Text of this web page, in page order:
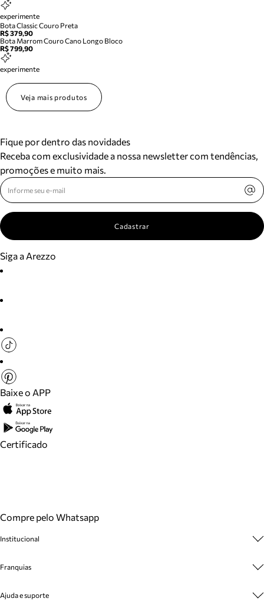
experimente
Bota Classic Couro Preta
R$ 379,90
Bota Marrom Couro Cano Longo Bloco
R$ 799,90
experimente
Veja mais produtos
Fique por dentro das novidades
Receba com exclusividade a nossa newsletter com tendências,
promoções e muito mais.
Cadastrar
Siga a Arezzo
Baixe o APP
Certificado
Compre pelo Whatsapp
Institucional
Cashback
Venda Corporativa
Franquias
Plano de Negócio
Ajuda e suporte